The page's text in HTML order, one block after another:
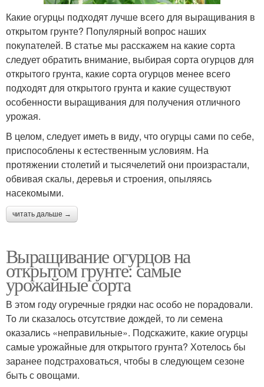
Какие огурцы подходят лучше всего для выращивания в
открытом грунте? Популярный вопрос наших
покупателей. В статье мы расскажем на какие сорта
следует обратить внимание, выбирая сорта огурцов для
открытого грунта, какие сорта огурцов менее всего
подходят для открытого грунта и какие существуют
особенности выращивания для получения отличного
урожая.
В целом, следует иметь в виду, что огурцы сами по себе,
приспособлены к естественным условиям. На
протяжении столетий и тысячелетий они произрастали,
обвивая скалы, деревья и строения, опыляясь
насекомыми.
читать дальше →
Выращивание огурцов на
открытом грунте: самые
урожайные сорта
В этом году огуречные грядки нас особо не порадовали.
То ли сказалось отсутствие дождей, то ли семена
оказались «неправильные». Подскажите, какие огурцы
самые урожайные для открытого грунта? Хотелось бы
заранее подстраховаться, чтобы в следующем сезоне
быть с овощами.